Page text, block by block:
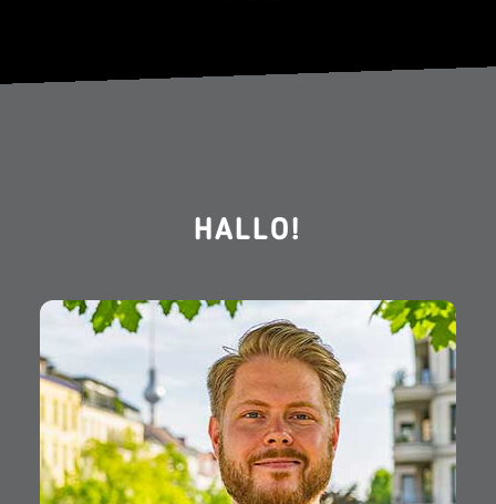
HALLO!